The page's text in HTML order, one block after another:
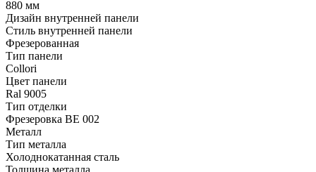
880 мм
Дизайн внутренней панели
Стиль внутренней панели
Фрезерованная
Тип панели
Collori
Цвет панели
Ral 9005
Тип отделки
Фрезеровка BE 002
Металл
Тип металла
Холоднокатанная сталь
Толщина металла